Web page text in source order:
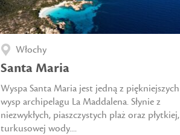
Włochy
Santa Maria
Wyspa Santa Maria jest jedną z piękniejszych
wysp archipelagu La Maddalena. Słynie z
niezwykłych, piaszczystych plaż oraz płytkiej,
turkusowej wody....